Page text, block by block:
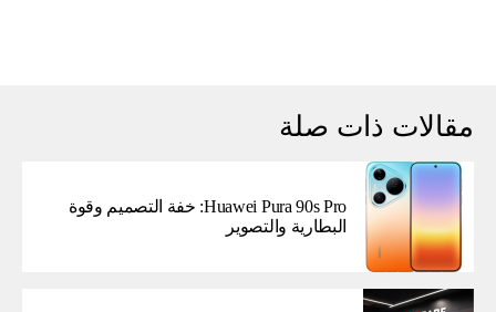
مقالات ذات صلة
Huawei Pura 90s Pro: خفة التصميم وقوة
البطارية والتصوير